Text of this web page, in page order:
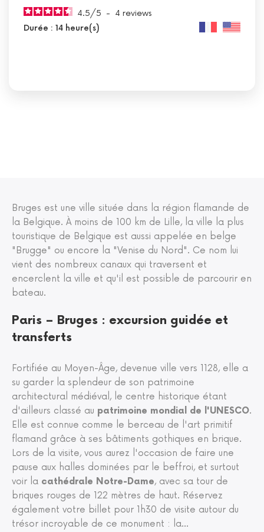
4.5/5 - 4 reviews
Durée : 14 heure(s)
Bruges est une ville située dans la région flamande de
la Belgique. À moins de 100 km de Lille, la ville la plus
touristique de Belgique est aussi appelée en belge
"Brugge" ou encore la "Venise du Nord". Ce nom lui
vient des nombreux canaux qui traversent et
encerclent la ville et qu'il est possible de parcourir en
bateau.
Paris – Bruges : excursion guidée et
transferts
Fortifiée au Moyen-Âge, devenue ville vers 1128, elle a
su garder la splendeur de son patrimoine
architectural médiéval, le centre historique étant
d'ailleurs classé au patrimoine mondial de l'UNESCO.
Elle est connue comme le berceau de l'art primitif
flamand grâce à ses bâtiments gothiques en brique.
Lors de la visite, vous aurez l'occasion de faire une
pause aux halles dominées par le beffroi, et surtout
voir la cathédrale Notre-Dame, avec sa tour de
briques rouges de 122 mètres de haut. Réservez
également votre billet pour 1h30 de visite autour du
trésor incroyable de ce monument : la...